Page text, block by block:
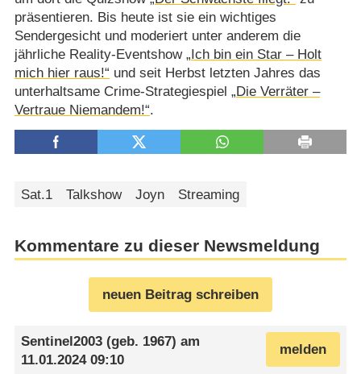
präsentieren. Bis heute ist sie ein wichtiges
Sendergesicht und moderiert unter anderem die
jährliche Reality-Eventshow „Ich bin ein Star – Holt
mich hier raus!“ und seit Herbst letzten Jahres das
unterhaltsame Crime-Strategiespiel „Die Verräter –
Vertraue Niemandem!“.
Sat.1 Talkshow Joyn Streaming
Kommentare zu dieser Newsmeldung
neuen Beitrag schreiben
melden
Sentinel2003 (geb. 1967) am
11.01.2024 09:10